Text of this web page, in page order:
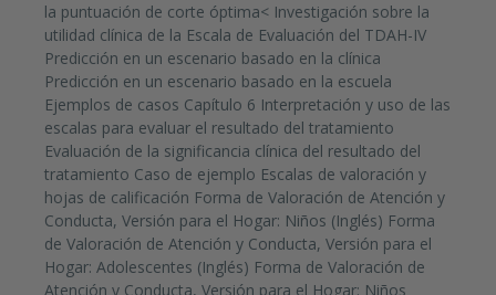
la puntuación de corte óptima< Investigación sobre la
utilidad clínica de la Escala de Evaluación del TDAH-IV
Predicción en un escenario basado en la clínica
Predicción en un escenario basado en la escuela
Ejemplos de casos Capítulo 6 Interpretación y uso de las
escalas para evaluar el resultado del tratamiento
Evaluación de la significancia clínica del resultado del
tratamiento Caso de ejemplo Escalas de valoración y
hojas de calificación Forma de Valoración de Atención y
Conducta, Versión para el Hogar: Niños (Inglés) Forma
de Valoración de Atención y Conducta, Versión para el
Hogar: Adolescentes (Inglés) Forma de Valoración de
Atención y Conducta, Versión para el Hogar: Niños